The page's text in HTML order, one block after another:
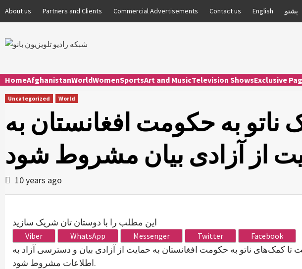
About us Partners and Clients Commercial Advertisements Contact us English پشتو
HomeAfghanistanWorldWomenSportsArt and MusicTelevision ShowsExclusive
Uncategorized World
ناتو به حکومت افغانستان به
از آزادی بیان مشروط شود
10 years ago
این مطلب را با دوستان تان شریک سازید
Viber WhatsApp Messenger Twitter Facebook
کمک‌های ناتو به حکومت افغانستان به حمایت از آزادی بیان و دسترسی آزاد به
اطلاعات مشروط شود.